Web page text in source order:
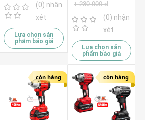
BLACK
(0) nhận
xét
Lựa chọn sản
phẩm báo giá
Pin & Sạc )
1.230.000 đ
(0) nhận
xét
Lựa chọn sản
phẩm báo giá
còn hàng còn hàng